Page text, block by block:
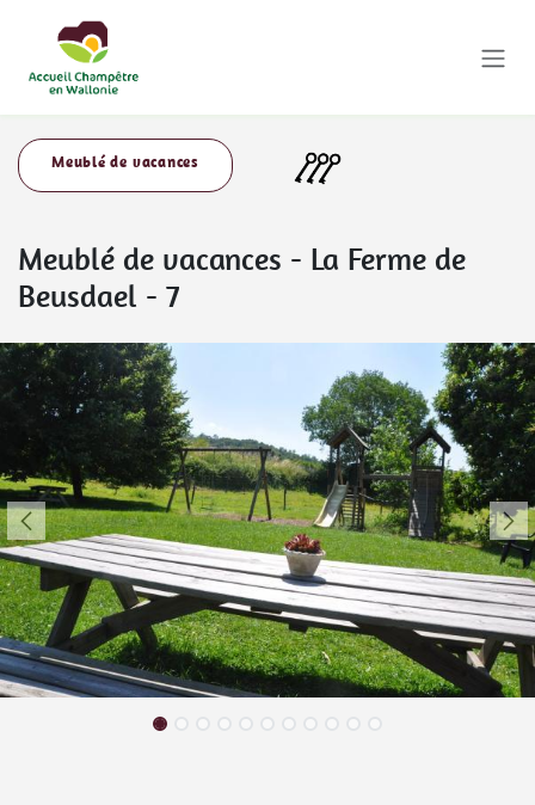
Meublé de vacances
Meublé de vacances - La Ferme de
Beusdael - 7